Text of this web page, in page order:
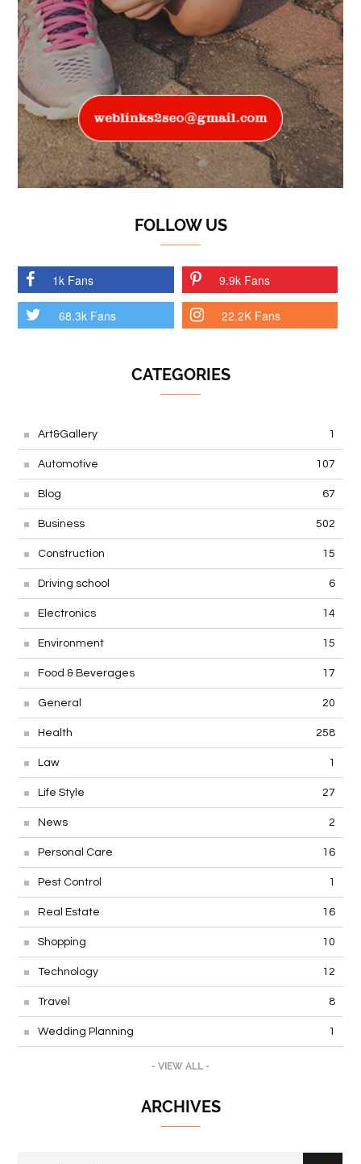
FOLLOW US
1k Fans 9.9k Fans
68.3k Fans 22.2K Fans
CATEGORIES
Art&Gallery 1
Automotive 107
Blog 67
Business 502
Construction 15
Driving school 6
Electronics 14
Environment 15
Food & Beverages 17
General 20
Health 258
Law 1
Life Style 27
News 2
Personal Care 16
Pest Control 1
Real Estate 16
Shopping 10
Technology 12
Travel 8
Wedding Planning 1
- VIEW ALL -
ARCHIVES